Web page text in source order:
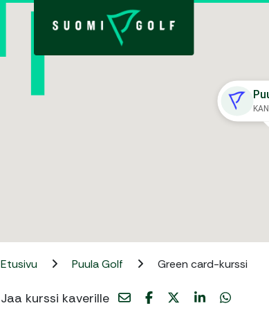
Etusivu Puula Golf Green card-kurssi
Jaa kurssi kaverille